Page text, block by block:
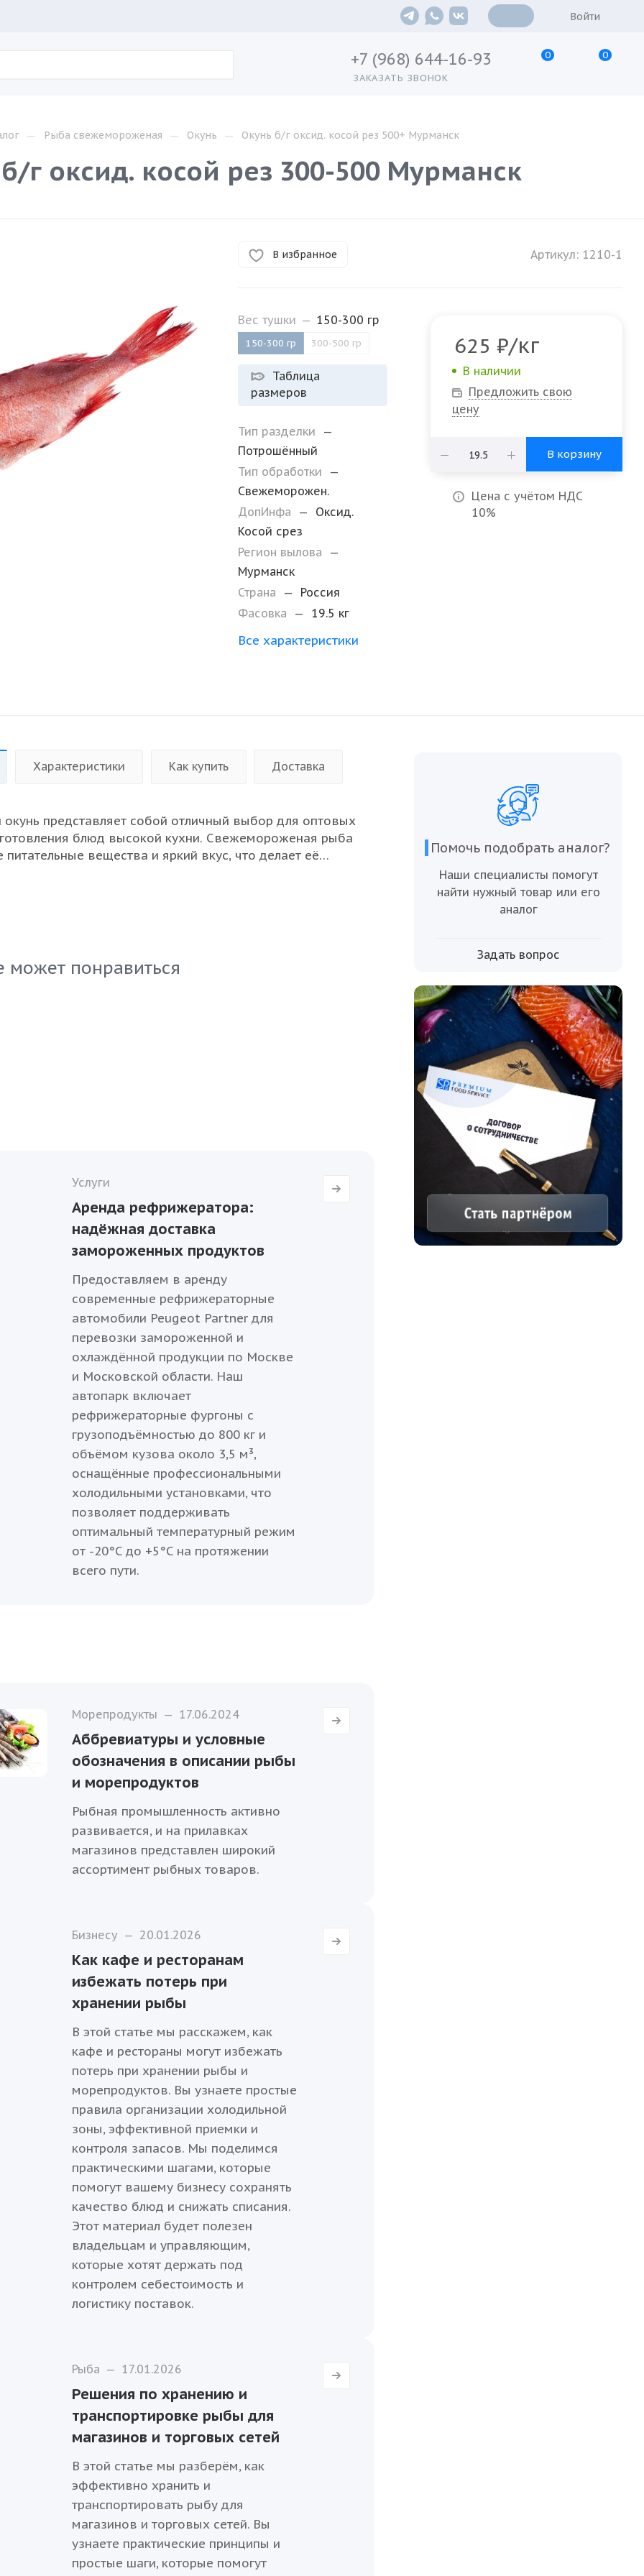
Войти
+7 (968) 644-16-93
ЗАКАЗАТЬ ЗВОНОК
0 0
— Рыба свежемороженая — Окунь — Окунь б/г оксид. косой рез 500+ Мурманск
г оксид. косой рез 300-500 Мурманск
В избранное Артикул: 1210-1
Вес тушки — 150-300 гр
150-300 гр 300-500 гр
Таблица
размеров
Тип разделки
—
Потрошённый
Тип обработки
—
Свежеморожен.
ДопИнфа
—
Оксид.
Косой срез
Регион вылова
—
Мурманск
Страна
—
Россия
Фасовка
— 19.5 кг
Все характеристики
625 ₽/кг
В наличии
Предложить свою
цену
В корзину
Цена с учётом НДС
10%
Характеристики Как купить Доставка
представляет собой отличный выбор для оптовых
блюд высокой кухни. Свежемороженая рыба
питательные вещества и яркий вкус, что делает её
питания. Окунь обладает нежным мясом, что позволяет
может понравиться
Услуги
Аренда рефрижератора:
надёжная доставка
замороженных продуктов
Предоставляем в аренду
современные рефрижераторные
автомобили Peugeot Partner для
перевозки замороженной и
охлаждённой продукции по Москве
и Московской области. Наш
автопарк включает
рефрижераторные фургоны с
грузоподъёмностью до 800 кг и
объёмом кузова около 3,5 м³,
оснащённые профессиональными
холодильными установками, что
позволяет поддерживать
оптимальный температурный режим
от -20°C до +5°C на протяжении
всего пути.
Морепродукты — 17.06.2024
Аббревиатуры и условные
обозначения в описании рыбы
и морепродуктов
Рыбная промышленность активно
развивается, и на прилавках
магазинов представлен широкий
ассортимент рыбных товаров.
Бизнесу — 20.01.2026
Как кафе и ресторанам
избежать потерь при
хранении рыбы
В этой статье мы расскажем, как
кафе и рестораны могут избежать
потерь при хранении рыбы и
морепродуктов. Вы узнаете простые
правила организации холодильной
зоны, эффективной приемки и
контроля запасов. Мы поделимся
практическими шагами, которые
помогут вашему бизнесу сохранять
качество блюд и снижать списания.
Этот материал будет полезен
владельцам и управляющим,
которые хотят держать под
контролем себестоимость и
логистику поставок.
Рыба — 17.01.2026
Решения по хранению и
транспортировке рыбы для
магазинов и торговых сетей
В этой статье мы разберём, как
эффективно хранить и
транспортировать рыбу для
магазинов и торговых сетей. Вы
узнаете практические принципы и
простые шаги, которые помогут
Помочь подобрать аналог?
Наши специалисты помогут
найти нужный товар или его
аналог
Задать вопрос